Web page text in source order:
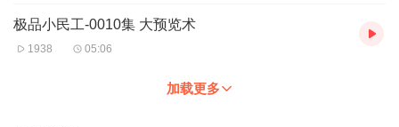
极品小民工-0010集 大预览术
1938 05:06
加载更多